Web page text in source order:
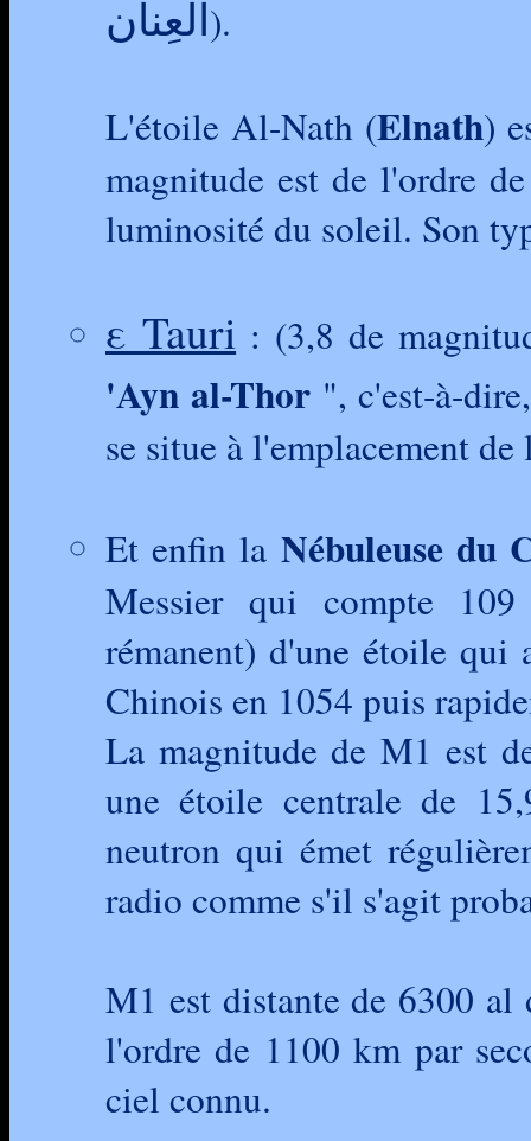
العِنان).
L'étoile Al-Nath (Elnath)
magnitude est de l'ordre
luminosité du soleil. Son
ε Tauri : (3,8 de
'Ayn al-Thor", c'est-à-
se situe à l'emplacement
Et enfin la Nébuleuse du
Messier qui compte
rémanent) d'une étoile qui
Chinois en 1054 puis
La magnitude de M1 est
une étoile centrale de
neutron qui émet
radio comme s'il s'agit
M1 est distante de 6300 al
l'ordre de 1100 km par
ciel connu.